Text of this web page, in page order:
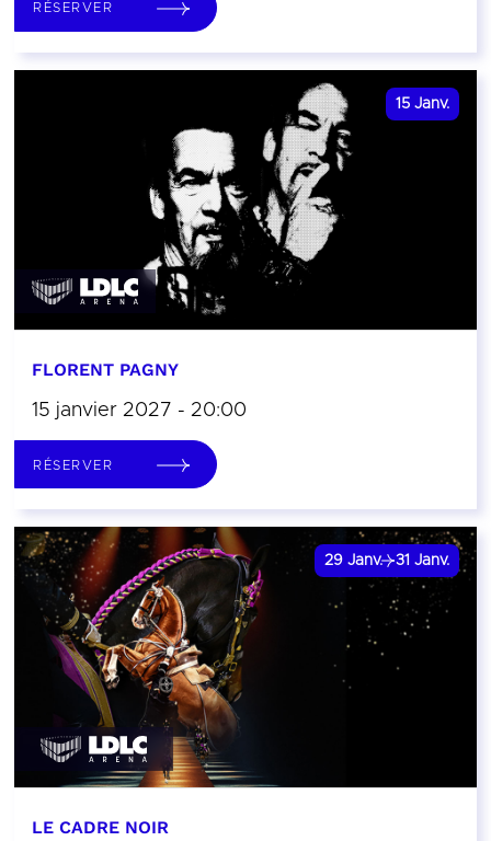
RÉSERVER
15 Janv.
FLORENT PAGNY
15 janvier 2027 - 20:00
RÉSERVER
29 Janv. 31 Janv.
LE CADRE NOIR